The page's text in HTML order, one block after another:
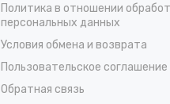
Политика в отношении
персональных данных
Условия обмена и возврата
Пользовательское соглашение
Обратная связь